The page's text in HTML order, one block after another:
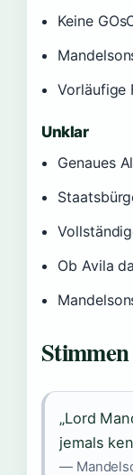
Keine
Vorläufige
Unklar
Genaues
Ob Avila
„Lord
jemals
—